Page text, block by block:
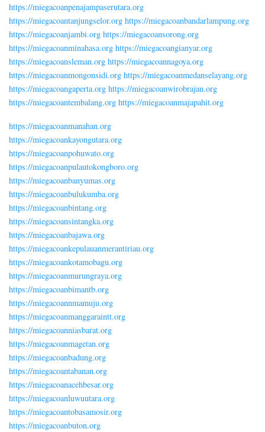
https://miegacoanpenajampaserutara.org
https://miegacoantanjungselor.org https://miegacoanbandarlampung.org
https://miegacoanjambi.org https://miegacoansorong.org
https://miegacoanminahasa.org https://miegacoangianyar.org
https://miegacoansleman.org https://miegacoannagoya.org
https://miegacoanmongonsidi.org https://miegacoanmedanselayang.org
https://miegacoangaperta.org https://miegacoanwirobrajan.org
https://miegacoantembalang.org https://miegacoanmajapahit.org
https://miegacoanmanahan.org
https://miegacoankayongutara.org
https://miegacoanpohuwato.org
https://miegacoanpulautokongboro.org
https://miegacoanbanyumas.org
https://miegacoanbulukumba.org
https://miegacoanbintang.org
https://miegacoansintangka.org
https://miegacoanbajawa.org
https://miegacoankepulauanmerantiriau.org
https://miegacoankotamobagu.org
https://miegacoanmurungraya.org
https://miegacoanbimantb.org
https://miegacoannmamuju.org
https://miegacoanmanggaraintt.org
https://miegacoanniasbarat.org
https://miegacoanmagetan.org
https://miegacoanbadung.org
https://miegacoantabanan.org
https://miegacoanacehbesar.org
https://miegacoanluwuutara.org
https://miegacoantobasamosir.org
https://miegacoanbuton.org